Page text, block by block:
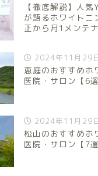
【徹底解説】人
が語るホワイトニ
正から月1メンテ
2024年11月29
恵庭のおすすめホ
医院・サロン【6選
2024年11月29
松山のおすすめホ
医院・サロン【7選